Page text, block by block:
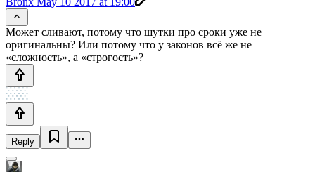
Может сливают, потому что шутки про сроки уже не
оригинальны? Или потому что у законов всё же не
«сложность», а «строгость»?
Reply